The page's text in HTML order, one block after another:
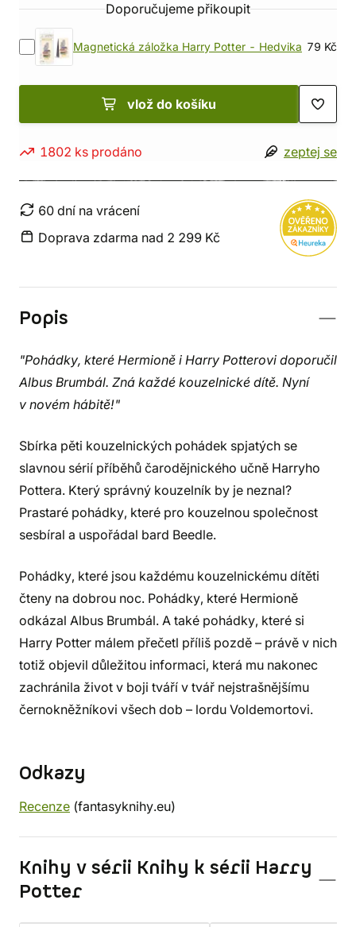
Doporučujeme přikoupit
Magnetická záložka Harry Potter - Hedvika 79 Kč
vlož do košíku
1802 ks prodáno zeptej se
60 dní na vrácení
Doprava zdarma nad 2 299 Kč
Popis
"Pohádky, které Hermioně i Harry Potterovi doporučil
Albus Brumbál. Zná každé kouzelnické dítě. Nyní
v novém hábitě!"
Sbírka pěti kouzelnických pohádek spjatých se
slavnou sérií příběhů čarodějnického učně Harryho
Pottera. Který správný kouzelník by je neznal?
Prastaré pohádky, které pro kouzelnou společnost
sesbíral a uspořádal bard Beedle.
Pohádky, které jsou každému kouzelnickému dítěti
čteny na dobrou noc. Pohádky, které Hermioně
odkázal Albus Brumbál. A také pohádky, které si
Harry Potter málem přečetl příliš pozdě – právě v nich
totiž objevil důležitou informaci, která mu nakonec
zachránila život v boji tváří v tvář nejstrašnějšímu
černokněžníkovi všech dob – lordu Voldemortovi.
Odkazy
Recenze (fantasyknihy.eu)
Knihy v sérii Knihy k sérii Harry
Potter